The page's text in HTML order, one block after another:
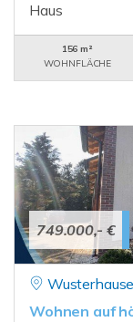
Haus
156 m²
WOHNFLÄCHE
749.000,- €
Wohnen auf